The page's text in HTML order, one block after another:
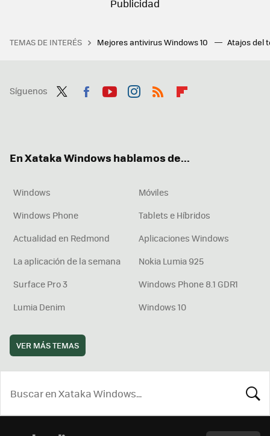
TEMAS DE INTERÉS Mejores antivirus Windows 10 Atajos del
Síguenos
En Xataka Windows hablamos de...
Windows
Móviles
Windows Phone
Tablets e Híbridos
Actualidad en Redmond
Aplicaciones Windows
La aplicación de la semana
Nokia Lumia 925
Surface Pro 3
Windows Phone 8.1 GDR1
Lumia Denim
Windows 10
VER MÁS TEMAS